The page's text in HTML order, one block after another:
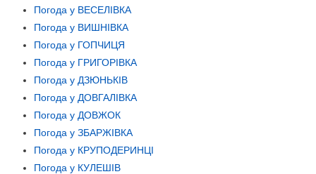
Погода у ВЕСЕЛІВКА
Погода у ВИШНІВКА
Погода у ГОПЧИЦЯ
Погода у ГРИГОРІВКА
Погода у ДЗЮНЬКІВ
Погода у ДОВГАЛІВКА
Погода у ДОВЖОК
Погода у ЗБАРЖІВКА
Погода у КРУПОДЕРИНЦІ
Погода у КУЛЕШІВ